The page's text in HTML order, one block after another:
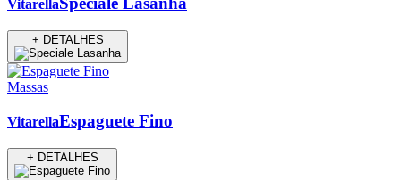
Vitarella
+ DETALHES
Massas
VitarellaEspaguete Fino
+ DETALHES